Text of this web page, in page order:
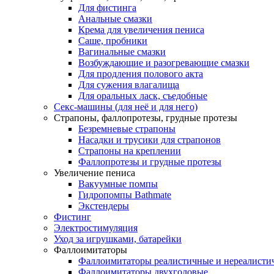
Для фистинга
Анальные смазки
Крема для увеличения пениса
Саше, пробники
Вагинальные смазки
Возбуждающие и разогревающие смазки
Для продления полового акта
Для сужения влагалища
Для оральных ласк, съедобные
Секс-машины (для неё и для него)
Страпоны, фаллопротезы, грудные протезы
Безремневые страпоны
Насадки и трусики для страпонов
Страпоны на креплении
Фаллопротезы и грудные протезы
Увеличение пениса
Вакуумные помпы
Гидропомпы Bathmate
Экстендеры
Фистинг
Электростимуляция
Уход за игрушками, батарейки
Фаллоимитаторы
Фаллоимитаторы реалистичные и
Фаллоимитаторы двухголовые